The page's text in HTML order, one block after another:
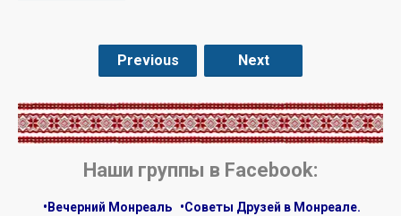
Previous Next
.
Наши группы в Facebook:
•Вечерний Монреаль
•Советы Друзей в Монреале.